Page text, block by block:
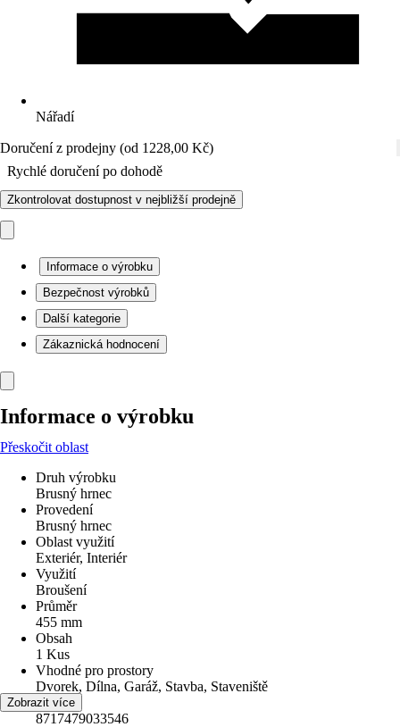
Nářadí
Doručení z prodejny (od 1228,00 Kč)
Rychlé doručení po dohodě
Zkontrolovat dostupnost v nejbližší prodejně
Informace o výrobku
Bezpečnost výrobků
Další kategorie
Zákaznická hodnocení
Informace o výrobku
Přeskočit oblast
Druh výrobku
Brusný hrnec
Provedení
Brusný hrnec
Oblast využití
Exteriér, Interiér
Využití
Broušení
Průměr
455 mm
Obsah
1 Kus
Vhodné pro prostory
Dvorek, Dílna, Garáž, Stavba, Staveniště
EAN
8717479033546
Zobrazit více